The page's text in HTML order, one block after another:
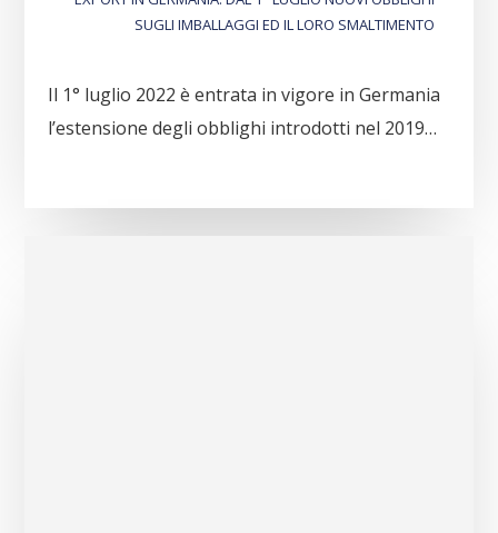
SUGLI IMBALLAGGI ED IL LORO SMALTIMENTO
Il 1° luglio 2022 è entrata in vigore in Germania
l’estensione degli obblighi introdotti nel 2019…